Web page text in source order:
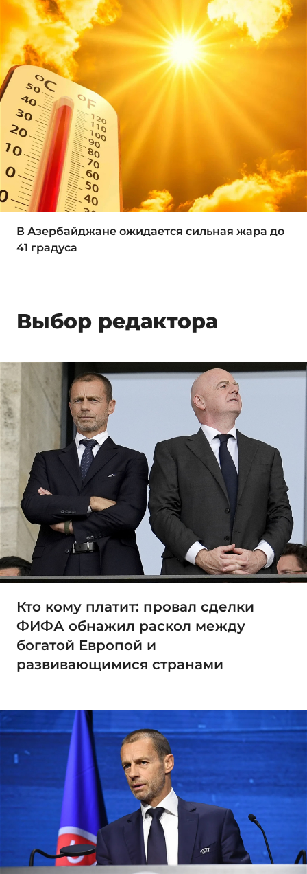
В Азербайджане ожидается сильная жара до
41 градуса
Выбор редактора
Кто кому платит: провал сделки
ФИФА обнажил раскол между
богатой Европой и
развивающимися странами